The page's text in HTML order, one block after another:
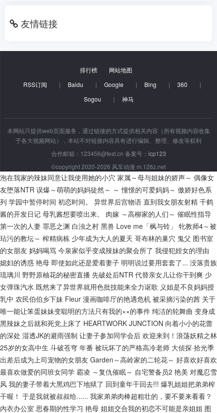
友情链接
排行榜
网站地图
RSS订阅
| Baidu | Google | Bing | 360
|
Sogou
| 神马
本网站只提供web页面服务，通过链接的方式提供相关内容（所有视频内容收集
于各大视频网站），本站不对链接内容具有进行编辑、整理、修改等权利
合作邮箱：123456@test.cn 备案号： icp123
©copyright 2020-2026 风车动漫 m.126z.net
泡在我家的辣妹同意让我使用她的小穴 家属～母与姐妹的娇声～ 偶像女
友堕落NTR 误爆～萌萌的妈妈徒然～ ～ 憧憬的可爱妈妈～ 傲娇好色系
列 学园中暂停时间 初恋时间。 异世界后宫物语 直到我女朋友射精 千鹤
酱的开发日记 母乳酱想要喷出来。 肉嫁 ～高柳家的人们～ 催眠性指导
第一次的人妻 罪恶之渊 白浊之村 黑兽 Love me「枫与铃」 牝教师4～被
玷污的教坛～ 榨精病栋 少年成为大人的夏天 哥布林的巢穴 鬼父 图书室
的女朋友 妈妈喝骂 今泉家似乎变成辣妹的聚会所了 我侵犯姪女的理由
媳妇的诱惑 艳母 即使如此还是爱着妻子 明明说过要用套套了... 没落贵族
琉璃川 野野原柚花的秘密直播 先破处后NTR 代替亲女儿让你干到爽 少
女弹珠汽水 既然来了异世界就用色批技能来全力讴歌 义姐是不良妈妈授
乳中 农民伯伯乡下妹 Fleur 漫画咖啡厅的艳遇危机 被采摘污染的茜 关于
唯一能让笨蛋妹妹变聪明的方法只有我的××的事件 纯洁的轮舞曲 变身成
黑辣妹之后就和死党上床了 HEARTWORK JUNCTION 向着小小的花蕾
的深处 湿透JK的避雨强制 让妻子参加同学会后 欢迎来到！浪荡妖精之林
25岁的女高中生 斗破苍穹 年番 被玩坏了的严格高冷老师 大侦探·拾光季
出差后成为上司宠物的女朋友 Garden～高岭家的二轮花～ 好喜欢好喜欢
最喜欢做爱的同班女同学 霸凌 ～复仇催眠～ 自宅警备员2 艳美 对魔忍雪
风 我的妻子带着大黑鸡巴下地狱了 回到童年干回去!!! 爆乳姐姐把弟弟榨
干喔！ 于是我就被叔叔给...... 我家弟弟肉棒超粗壮的，要不要来看看？
內衣办公室 思春期的性学习 艳母 姐姐交合我的初恋不可能是亲姐姐 图